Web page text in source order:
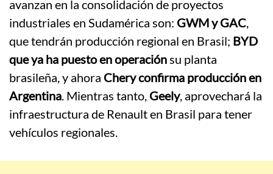
avanzan en la consolidación de proyectos
industriales en Sudamérica son: GWM y GAC,
que tendrán producción regional en Brasil; BYD
que ya ha puesto en operaciónsu planta
brasileña, y ahora Chery confirma producción en
Argentina. Mientras tanto, Geely, aprovechará la
infraestructura de Renault en Brasil para tener
vehículos regionales.